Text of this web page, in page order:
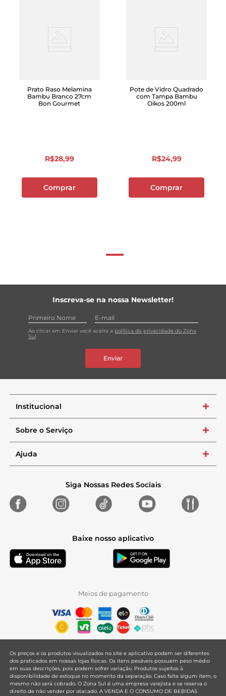
Prato Raso Melamina
Bambu Branco 27cm
Bon Gourmet
R$28,99
Comprar
Pote de Vidro Quadrado
com Tampa Bambu
Oikos 200ml
R$24,99
Comprar
Inscreva-se na nossa Newsletter!
Ao clicar em Enviar você aceita a política de privacidade do Zona
Sul
Enviar
Institucional +
Sobre o Serviço +
Ajuda +
Siga Nossas Redes Sociais
Baixe nosso aplicativo
Meios de pagamento
Os preços e os produtos visualizados no site e aplicativo podem ser diferentes
dos praticados em nossas lojas físicas. Os itens pesáveis possuem peso médio
em suas descrições, pois podem sofrer variação. Produtos sujeitos à
disponibilidade de estoque no momento da separação. Caso falte algum item, o
mesmo não será cobrado. O Zona Sul é uma empresa varejista e se reserva o
direito de não vender por atacado. A VENDA E O CONSUMO DE BEBIDAS